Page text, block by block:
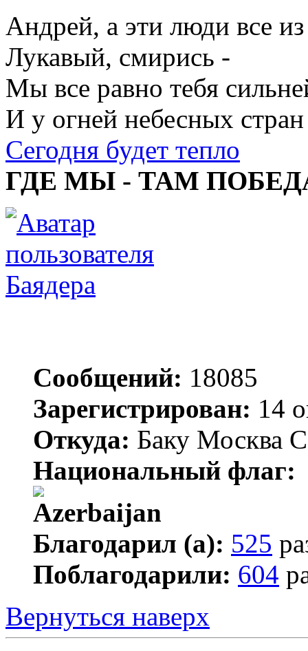
Андрей, а эти люди все
Лукавый, смирись -
Мы все равно тебя
И у огней небесных стран
Сегодня будет тепло
ГДЕ МЫ - ТАМ
Баядера
Сообщений: 18085
Зарегистрирован: 14
Откуда: Баку Москва
Национальный флаг:
Благодарил (а): 525
Поблагодарили: 604
Вернуться наверх